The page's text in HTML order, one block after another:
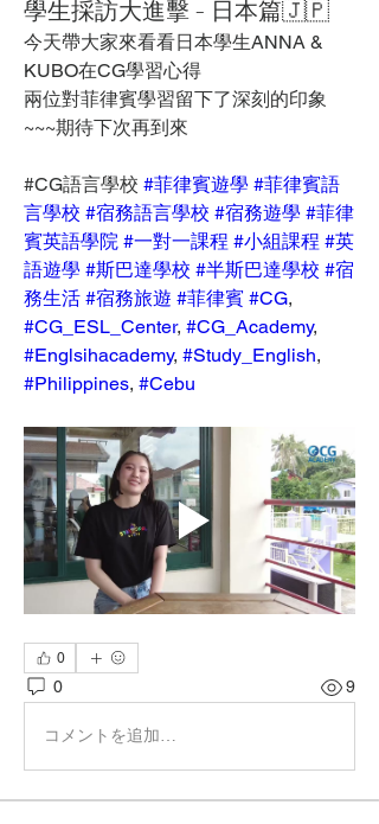
學生採訪大進擊 - 日本篇🇯🇵
今天帶大家來看看日本學生ANNA &
KUBO在CG學習心得
兩位對菲律賓學習留下了深刻的印象
~~~期待下次再到來
#CG語言學校 #菲律賓遊學 #菲律賓語
言學校 #宿務語言學校 #宿務遊學 #菲律
賓英語學院 #一對一課程 #小組課程 #英
語遊學 #斯巴達學校 #半斯巴達學校 #宿
務生活 #宿務旅遊 #菲律賓 #CG
#CG_ESL_Center, #CG_Academy
#Englsihacademy, #Study_English
#Philippines, #Cebu
0
0 9
コメントを追加…